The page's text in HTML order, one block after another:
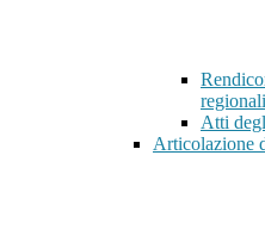
Atti
Articolazione